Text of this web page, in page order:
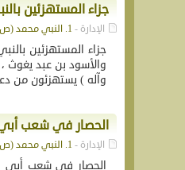
جزاء المستهزئين
الإدارة -1. النبي محمد (ص)
جزاء المستهزئين
والأسود بن عبد يغوث
وآله ) يستهزئون من
الحصار في شعب أبي
الإدارة -1. النبي محمد (ص)